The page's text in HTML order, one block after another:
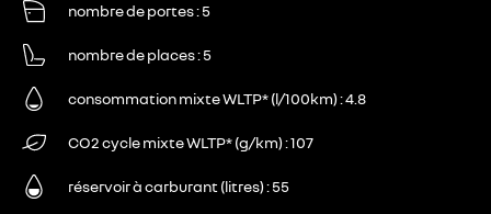
nombre de portes 5
nombre de places 5
consommation mixte WLTP* (l/100km) 4.8
CO2 cycle mixte WLTP* (g/km) 107
réservoir à carburant (litres) 55